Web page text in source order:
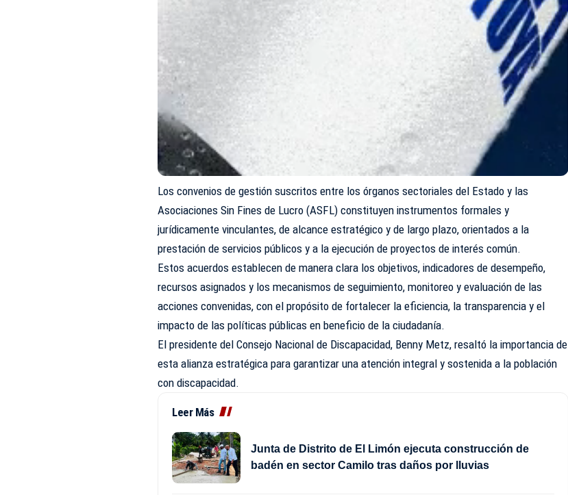
Los convenios de gestión suscritos entre los órganos sectoriales del Estado y las
Asociaciones Sin Fines de Lucro (ASFL) constituyen instrumentos formales y
jurídicamente vinculantes, de alcance estratégico y de largo plazo, orientados a la
prestación de servicios públicos y a la ejecución de proyectos de interés común.
Estos acuerdos establecen de manera clara los objetivos, indicadores de desempeño,
recursos asignados y los mecanismos de seguimiento, monitoreo y evaluación de las
acciones convenidas, con el propósito de fortalecer la eficiencia, la transparencia y el
impacto de las políticas públicas en beneficio de la ciudadanía.
El presidente del Consejo Nacional de Discapacidad, Benny Metz, resaltó la importancia de
esta alianza estratégica para garantizar una atención integral y sostenida a la población
con discapacidad.
Leer Más
Junta de Distrito de El Limón ejecuta construcción de
badén en sector Camilo tras daños por lluvias